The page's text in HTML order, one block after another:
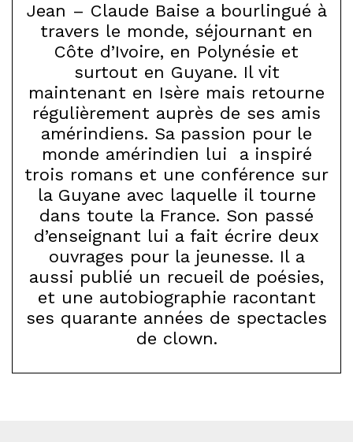
Jean – Claude Baise a bourlingué à
travers le monde, séjournant en
Côte d’Ivoire, en Polynésie et
surtout en Guyane. Il vit
maintenant en Isère mais retourne
régulièrement auprès de ses amis
amérindiens. Sa passion pour le
monde amérindien lui a inspiré
trois romans et une conférence sur
la Guyane avec laquelle il tourne
dans toute la France. Son passé
d’enseignant lui a fait écrire deux
ouvrages pour la jeunesse. Il a
aussi publié un recueil de poésies,
et une autobiographie racontant
ses quarante années de spectacles
de clown.